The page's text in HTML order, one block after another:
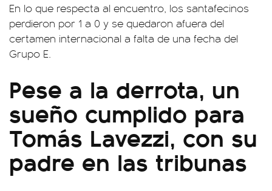
En lo que respecta al encuentro, los santafecinos
perdieron por 1 a 0 y se quedaron afuera del
certamen internacional a falta de una fecha del
Grupo E.
Pese a la derrota, un
sueño cumplido para
Tomás Lavezzi, con su
padre en las tribunas